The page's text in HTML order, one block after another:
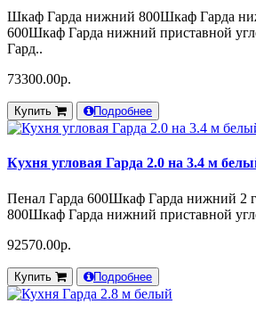
Шкаф Гарда нижний 800Шкаф Гарда
600Шкаф Гарда нижний приставной
Гард..
73300.00р.
Купить Подробнее
Кухня угловая Гарда 2.0 на 3.4 м
Пенал Гарда 600Шкаф Гарда нижний 2
800Шкаф Гарда нижний приставной
92570.00р.
Купить Подробнее